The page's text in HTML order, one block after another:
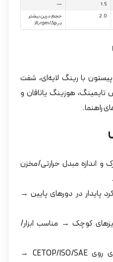
1.5
—
2.0
حجم درین بیشتر
در rpm/Δp بالا
با رینگ لایه‌ای، شفت
تایمینگ، هوزینگ یاتاقان و
راهنما.
و اندازه مبدل حرارتی/مخزن
پایدار در دورهای پایین →
کوچک → مناسب ابزار/
• انعطاف نصب/استانداردسازی روی CETOP/ISO/SAE →